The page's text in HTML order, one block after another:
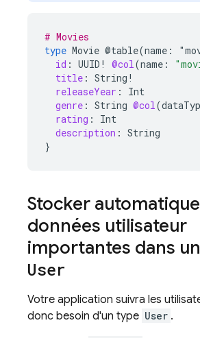
# Movies
type Movie @table(name:
id : UUID ! @col(name :
title : String !
releaseYear :
Int
genre : String @col(
rating :
Int
description : String
}
Stocker
données utilisateur
importantes dans
User
Votre application suivra les
donc besoin d'un type User .